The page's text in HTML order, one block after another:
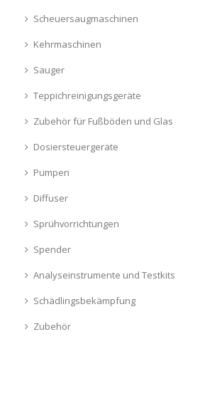
Scheuersaugmaschinen
Kehrmaschinen
Sauger
Teppichreinigungsgeräte
Zubehör für Fußböden und Glas
Dosiersteuergeräte
Pumpen
Diffuser
Sprühvorrichtungen
Spender
Analyseinstrumente und Testkits
Schädlingsbekämpfung
Zubehör